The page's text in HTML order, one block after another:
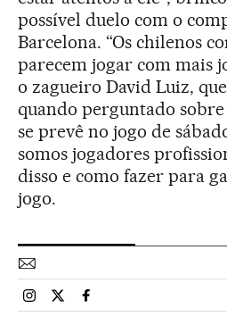
possível duelo com o
Barcelona. “Os chilenos
parecem jogar com mais
o zagueiro David Luiz,
quando perguntado
se prevê no jogo de
somos jogadores
disso e como fazer para
jogo.
Esportes El País Brasil en
Esportes El País Brasil en
Esportes El País Brasil